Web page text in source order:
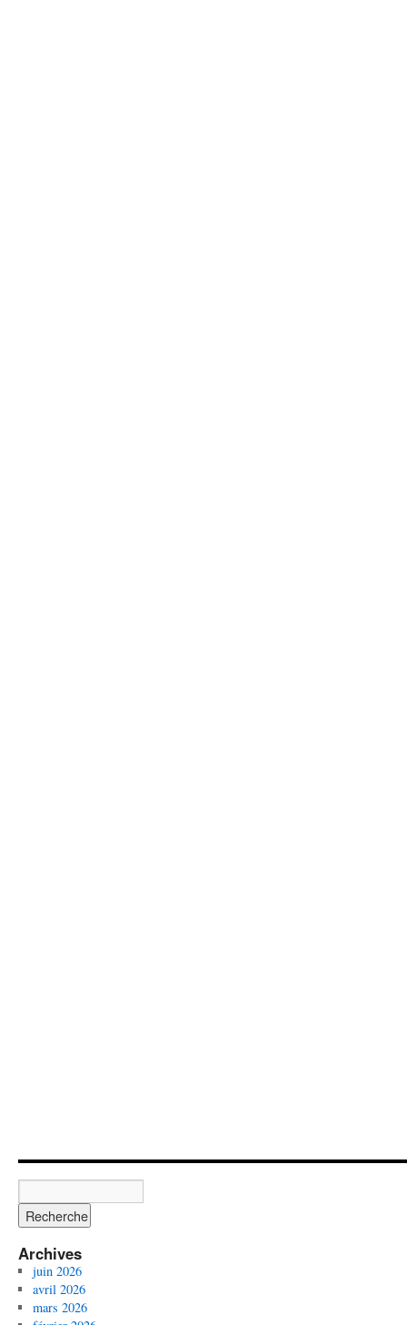
Archives
juin 2026
avril 2026
mars 2026